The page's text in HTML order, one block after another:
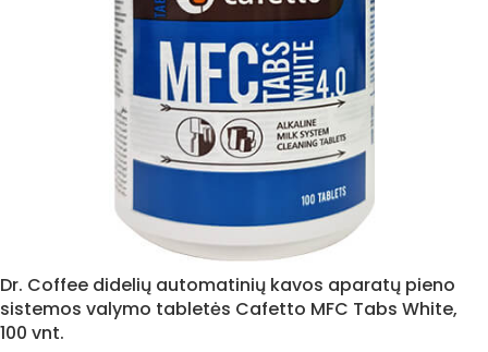
Dr. Coffee didelių automatinių kavos aparatų pieno
sistemos valymo tabletės Cafetto MFC Tabs White,
100 vnt.